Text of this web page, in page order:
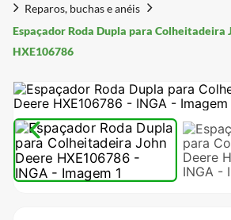
Reparos, buchas e anéis
Espaçador Roda Dupla para Colheitadeira
HXE106786